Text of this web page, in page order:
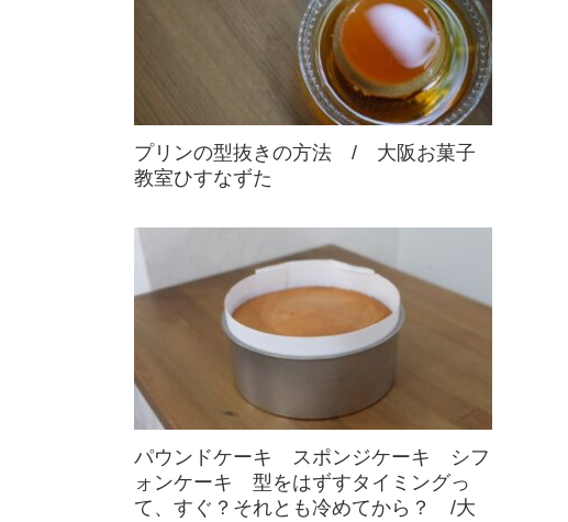
プリンの型抜きの方法 / 大阪お菓子
教室ひすなずた
パウンドケーキ スポンジケーキ シフ
ォンケーキ 型をはずすタイミングっ
て、すぐ？それとも冷めてから？ /大